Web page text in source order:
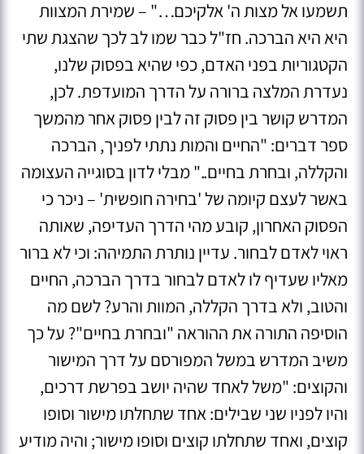
תשמעו אל מצות ה' אלקיכם…" – שמירת המצוות
היא היא הברכה. חז"ל כבר שמו לב לכך שהצגת שתי
הקטגוריות בפני האדם, כפי שהיא בפסוק שלנו,
נעדרת המלצה ברורה על הדרך המועדפת. לכן,
המדרש קושר בין פסוק זה לבין פסוק אחר מהמשך
ספר דברים: "החיים והמות נתתי לפניך, הברכה
והקללה, ובחרת בחיים.." מבלי לדון בסוגייה העצומה
באשר לעצם קיומה של 'בחירה חופשית' – ניכר כי
הפסוק האחרון, קובע מהי הדרך העדיפה, שאותה
ראוי לאדם לבחור. עדיין נותרת התמיהה: וכי לא ברור
מאליו שעדיף לו לאדם לבחור בדרך הברכה, החיים
והטוב, ולא בדרך הקללה, המוות והרע? לשם מה
הוסיפה התורה את ההוראה "ובחרת בחיים"? על כך
משיב המדרש במשל המפורסם על דרך המישור
והקוצים: "משל לאחד שהיה יושב בפרשת דרכים,
והיו לפניו שני שבילים: אחד שתחלתו מישור וסופו
קוצים, ואחד שתחלתו קוצים וסופו מישור; והיה מודיע